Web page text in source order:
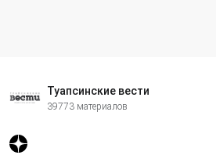
Туапсинские вести
39773 материалов